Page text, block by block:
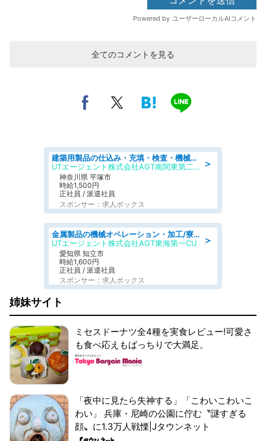
全てのコメントを見る
＞
建築用製品の仕込み・充填・検査・機械操作/寮完備/日払い/工場・製造
UTエージェント株式会社AGT南関東第二CU
神奈川県 平塚市
時給1,500円
正社員 / 派遣社員
スポンサー：求人ボックス
＞
金属製品の機械オペレーション・加工/寮完備/日払い/工場・製造
UTエージェント株式会社AGT東海第一CU
愛知県 知立市
時給1,600円
正社員 / 派遣社員
スポンサー：求人ボックス
姉妹サイト
ミセスドーナツ全4種を実食レビュー!可愛さ
も食べ応えもばっちりで大満足。
「夜中に見たら失神する」「こわいこわいこ
わい」 兵庫・尼崎の公園に佇む〝謎すぎる
顔〟に1.3万人戦慄|Jタウンネット